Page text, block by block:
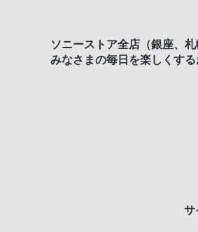
ソニーストア全店（銀座、
みなさまの毎日を楽しくす
サ